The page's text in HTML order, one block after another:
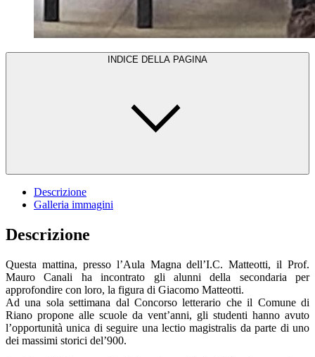
INDICE DELLA PAGINA
Descrizione
Galleria immagini
Descrizione
Questa mattina, presso l’Aula Magna dell’I.C. Matteotti, il Prof.
Mauro Canali ha incontrato gli alunni della secondaria per
approfondire con loro, la figura di Giacomo Matteotti.
Ad una sola settimana dal Concorso letterario che il Comune di
Riano propone alle scuole da vent’anni, gli studenti hanno avuto
l’opportunità unica di seguire una lectio magistralis da parte di uno
dei massimi storici del’900.